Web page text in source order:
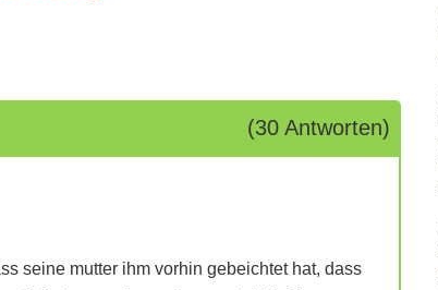
(30 Antworten)
seine mutter ihm vorhin gebeichtet hat, dass